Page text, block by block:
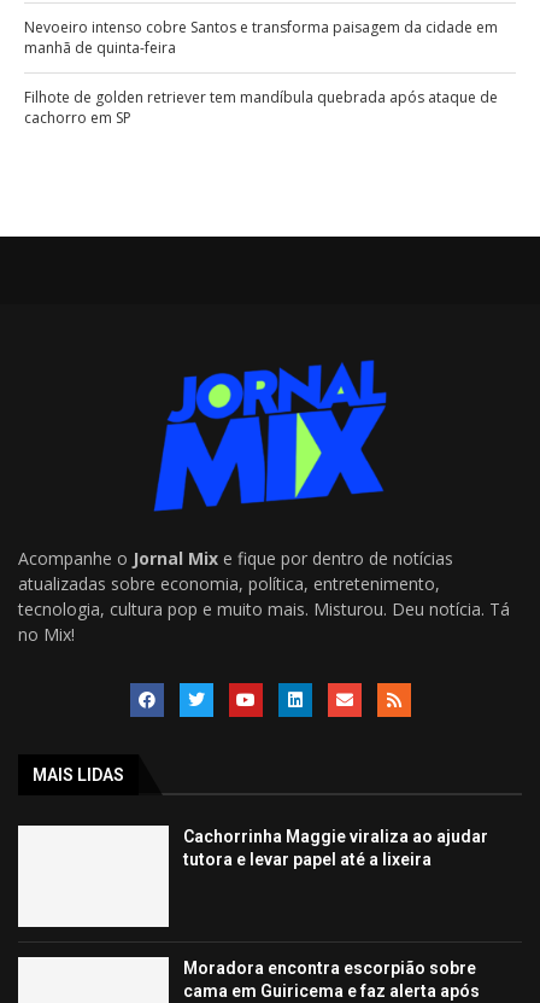
Nevoeiro intenso cobre Santos e transforma paisagem da cidade em
manhã de quinta-feira
Filhote de golden retriever tem mandíbula quebrada após ataque de
cachorro em SP
Acompanhe o Jornal Mix e fique por dentro de notícias
atualizadas sobre economia, política, entretenimento,
tecnologia, cultura pop e muito mais. Misturou. Deu notícia. Tá
no Mix!
MAIS LIDAS
Cachorrinha Maggie viraliza ao ajudar
tutora e levar papel até a lixeira
Moradora encontra escorpião sobre
cama em Guiricema e faz alerta após